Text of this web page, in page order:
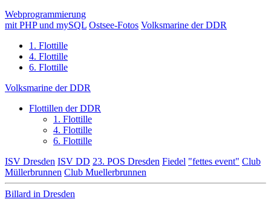
Webprogrammierung
mit PHP und mySQL Ostsee-Fotos Volksmarine der DDR
1. Flottille
4. Flottille
6. Flottille
Volksmarine der DDR
Flottillen der DDR
1. Flottille
4. Flottille
6. Flottille
ISV Dresden ISV DD 23. POS Dresden Fiedel "fettes event" Club
Müllerbrunnen Club Muellerbrunnen
Billard in Dresden